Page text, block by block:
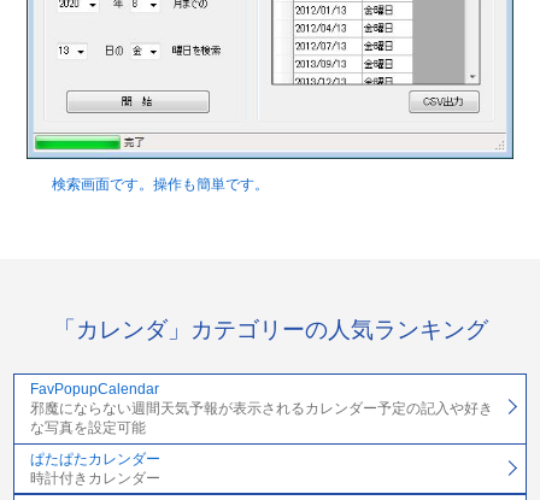
検索画面です。操作も簡単です。
「カレンダ」カテゴリーの人気ランキング
FavPopupCalendar
邪魔にならない週間天気予報が表示されるカレンダー予定の記入や好き
な写真を設定可能
ぱたぱたカレンダー
時計付きカレンダー